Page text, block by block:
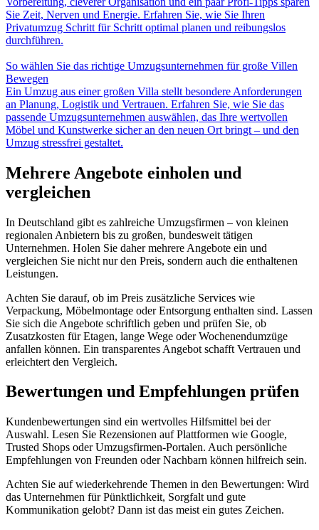
Sie Zeit, Nerven und Energie. Erfahren Sie, wie Sie Ihren
Privatumzug Schritt für Schritt optimal planen und reibungslos
durchführen.
So wählen Sie das richtige Umzugsunternehmen für große Villen
Bewegen
Ein Umzug aus einer großen Villa stellt besondere Anforderungen
an Planung, Logistik und Vertrauen. Erfahren Sie, wie Sie das
passende Umzugsunternehmen auswählen, das Ihre wertvollen
Möbel und Kunstwerke sicher an den neuen Ort bringt – und den
Umzug stressfrei gestaltet.
Mehrere Angebote einholen und
vergleichen
In Deutschland gibt es zahlreiche Umzugsfirmen – von kleinen
regionalen Anbietern bis zu großen, bundesweit tätigen
Unternehmen. Holen Sie daher mehrere Angebote ein und
vergleichen Sie nicht nur den Preis, sondern auch die enthaltenen
Leistungen.
Achten Sie darauf, ob im Preis zusätzliche Services wie
Verpackung, Möbelmontage oder Entsorgung enthalten sind. Lassen
Sie sich die Angebote schriftlich geben und prüfen Sie, ob
Zusatzkosten für Etagen, lange Wege oder Wochenendumzüge
anfallen können. Ein transparentes Angebot schafft Vertrauen und
erleichtert den Vergleich.
Bewertungen und Empfehlungen prüfen
Kundenbewertungen sind ein wertvolles Hilfsmittel bei der
Auswahl. Lesen Sie Rezensionen auf Plattformen wie Google,
Trusted Shops oder Umzugsfirmen-Portalen. Auch persönliche
Empfehlungen von Freunden oder Nachbarn können hilfreich sein.
Achten Sie auf wiederkehrende Themen in den Bewertungen: Wird
das Unternehmen für Pünktlichkeit, Sorgfalt und gute
Kommunikation gelobt? Dann ist das meist ein gutes Zeichen.